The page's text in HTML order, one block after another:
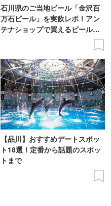
石川県のご当地ビール「金沢百
万石ビール」を実飲レポ！アン
テナショップで買えるビール特
【品川】おすすめデートスポッ
ト18選！定番から話題のスポッ
トまで